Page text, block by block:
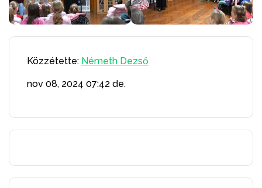
Közzétette: Németh Dezső
nov 08, 2024 07:42 de.